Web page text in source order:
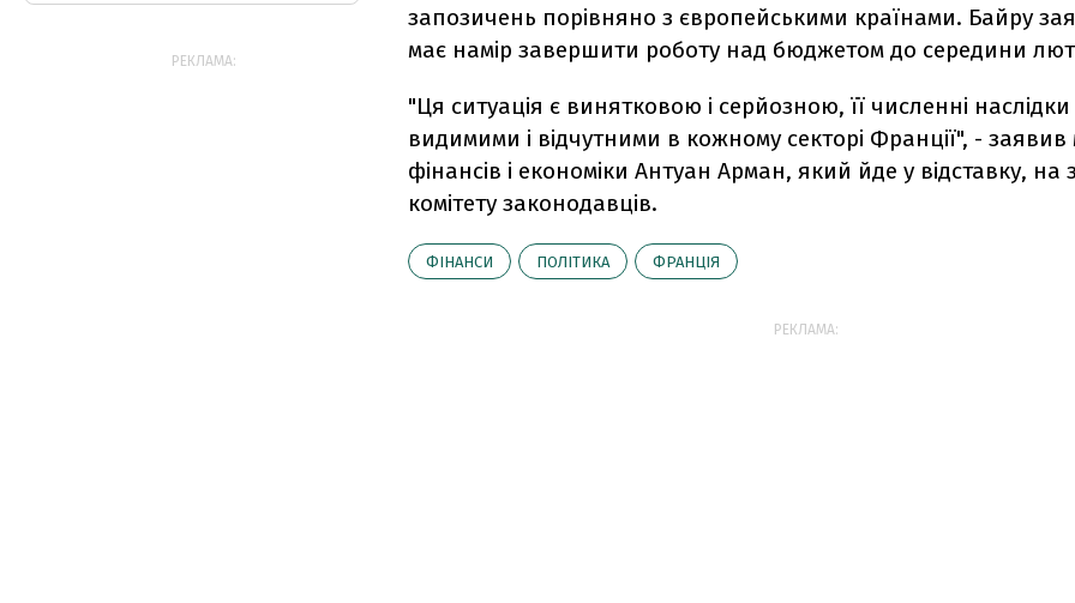
запозичень порівняно з європейськими країнами. Байру
має намір завершити роботу над бюджетом до середини
"Ця ситуація є винятковою і серйозною, її численні наслідки
видимими і відчутними в кожному секторі Франції", - заявив
фінансів і економіки Антуан Арман, який йде у відставку, на
комітету законодавців.
ФІНАНСИ ПОЛІТИКА ФРАНЦІЯ
РЕКЛАМА:
РЕКЛАМА: